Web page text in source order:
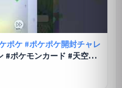
ポケ #ポケポケ開封チャレ
#ポケモンカード #天空の